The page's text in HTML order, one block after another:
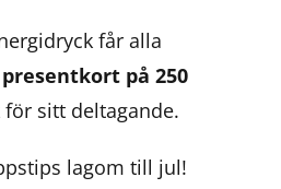
får alla
på 250
för sitt deltagande.
lagom till jul!